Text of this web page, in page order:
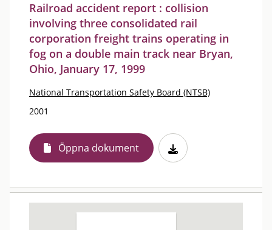
Railroad accident report : collision
involving three consolidated rail
corporation freight trains operating in
fog on a double main track near Bryan,
Ohio, January 17, 1999
National Transportation Safety Board (NTSB)
2001
Öppna dokument